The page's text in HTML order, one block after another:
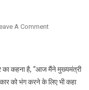
A CommentOn
नीतीश
कुमार
का कहना है, “आज मैंने मुख्यमंत्री
को भंग करने के लिए भी कहा